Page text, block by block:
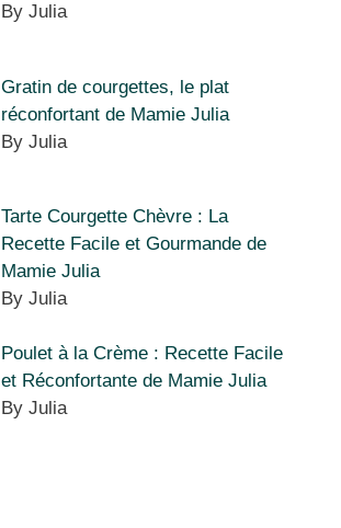
By Julia
Gratin de courgettes, le plat
réconfortant de Mamie Julia
By Julia
Tarte Courgette Chèvre : La
Recette Facile et Gourmande de
Mamie Julia
By Julia
Poulet à la Crème : Recette Facile
et Réconfortante de Mamie Julia
By Julia